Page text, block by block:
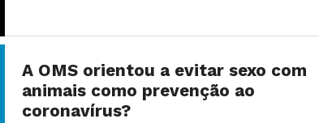
A OMS orientou a evitar sexo com
animais como prevenção ao
coronavírus?